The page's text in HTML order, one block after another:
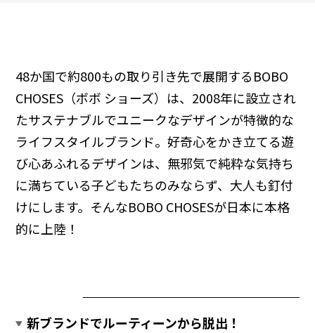
48か国で約800もの取り引き先で展開するBOBO
CHOSES（ボボ ショーズ）は、2008年に設立され
たサステナブルでユニークなデザインが特徴的な
ライフスタイルブランド。好奇心をかき立てる遊
び心あふれるデザインは、無邪気で純粋な気持ち
に満ちている子どもたちのみならず、大人も釘付
けにします。そんなBOBO CHOSESが日本に本格
的に上陸！
新ブランドでルーティーンから脱出！